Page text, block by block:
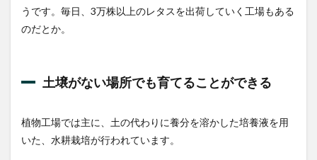
うです。毎日、3万株以上のレタスを出荷していく工場もある
のだとか。
土壌がない場所でも育てることができる
植物工場では主に、土の代わりに養分を溶かした培養液を用
いた、水耕栽培が行われています。